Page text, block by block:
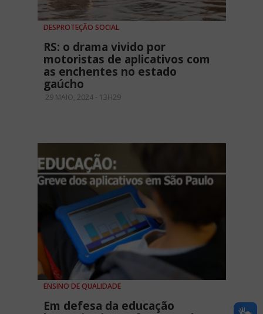
DESPROTEÇÃO SOCIAL
RS: o drama vivido por
motoristas de aplicativos com
as enchentes no estado
gaúcho
29 MAIO, 2024 - 13H29
ENSINO DE QUALIDADE
Em defesa da educação